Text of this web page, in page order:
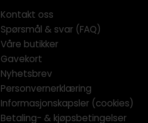
Kontakt oss
Spørsmål & svar (FAQ)
Våre butikker
Gavekort
Nyhetsbrev
Personvernerklæring
Informasjonskapsler (cookies)
Betaling- & kjøpsbetingelser